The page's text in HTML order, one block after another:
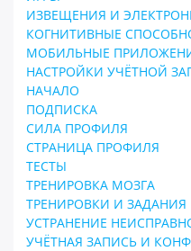
ИЗВЕЩЕНИЯ И
КОГНИТИВНЫЕ
МОБИЛЬНЫЕ
НАСТРОЙКИ УЧЁТНОЙ
НАЧАЛО
ПОДПИСКА
СИЛА ПРОФИЛЯ
СТРАНИЦА ПРОФИЛЯ
ТЕСТЫ
ТРЕНИРОВКА МОЗГА
ТРЕНИРОВКИ И ЗАДАНИЯ
УСТРАНЕНИЕ
УЧЁТНАЯ ЗАПИСЬ И